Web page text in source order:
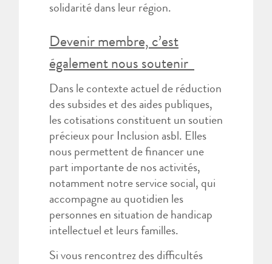
solidarité dans leur région.
Devenir membre, c’est
également nous soutenir
Dans le contexte actuel de réduction
des subsides et des aides publiques,
les cotisations constituent un soutien
précieux pour Inclusion asbl. Elles
nous permettent de financer une
part importante de nos activités,
notamment notre service social, qui
accompagne au quotidien les
personnes en situation de handicap
intellectuel et leurs familles.
Si vous rencontrez des difficultés